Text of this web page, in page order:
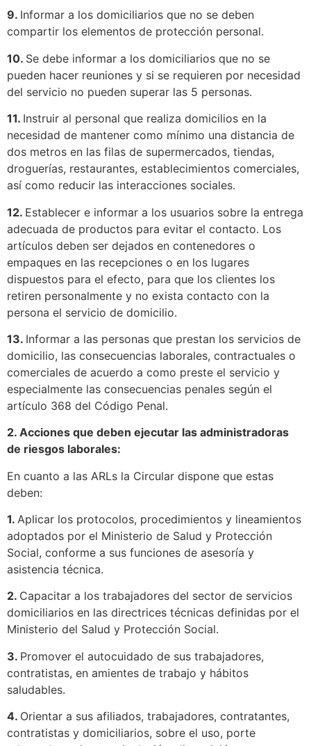
9. Informar a los domiciliarios que no se deben
compartir los elementos de protección personal.
10. Se debe informar a los domiciliarios que no se
pueden hacer reuniones y si se requieren por necesidad
del servicio no pueden superar las 5 personas.
11. Instruir al personal que realiza domicilios en la
necesidad de mantener como mínimo una distancia de
dos metros en las filas de supermercados, tiendas,
droguerías, restaurantes, establecimientos comerciales,
así como reducir las interacciones sociales.
12. Establecer e informar a los usuarios sobre la entrega
adecuada de productos para evitar el contacto. Los
artículos deben ser dejados en contenedores o
empaques en las recepciones o en los lugares
dispuestos para el efecto, para que los clientes los
retiren personalmente y no exista contacto con la
persona el servicio de domicilio.
13. Informar a las personas que prestan los servicios de
domicilio, las consecuencias laborales, contractuales o
comerciales de acuerdo a como preste el servicio y
especialmente las consecuencias penales según el
artículo 368 del Código Penal.
2. Acciones que deben ejecutar las administradoras
de riesgos laborales:
En cuanto a las ARLs la Circular dispone que estas
deben:
1. Aplicar los protocolos, procedimientos y lineamientos
adoptados por el Ministerio de Salud y Protección
Social, conforme a sus funciones de asesoría y
asistencia técnica.
2. Capacitar a los trabajadores del sector de servicios
domiciliarios en las directrices técnicas definidas por el
Ministerio del Salud y Protección Social.
3. Promover el autocuidado de sus trabajadores,
contratistas, en amientes de trabajo y hábitos
saludables.
4. Orientar a sus afiliados, trabajadores, contratantes,
contratistas y domiciliarios, sobre el uso, porte